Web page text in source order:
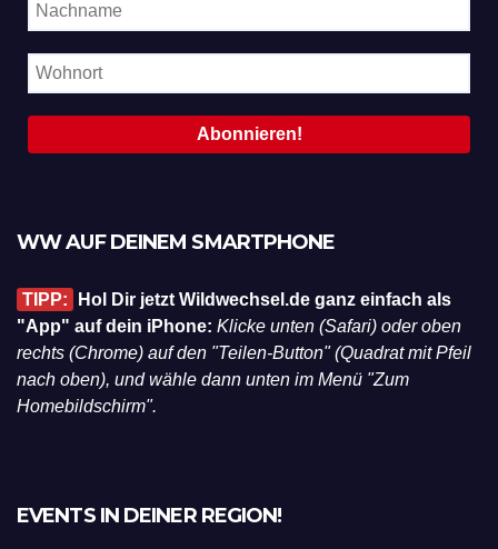
WW AUF DEINEM SMARTPHONE
TIPP:
Hol Dir jetzt Wildwechsel.de ganz einfach als
"App" auf dein iPhone: Klicke unten (Safari) oder oben
rechts (Chrome) auf den "Teilen-Button" (Quadrat mit Pfeil
nach oben), und wähle dann unten im Menü "Zum
Homebildschirm".
EVENTS IN DEINER REGION!